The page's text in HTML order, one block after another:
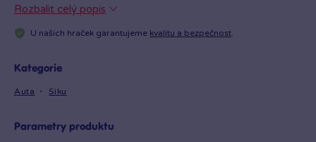
Rozbalit celý popis
U našich hraček garantujeme kvalitu a bezpečnost.
Kategorie
Auta Siku
Parametry produktu